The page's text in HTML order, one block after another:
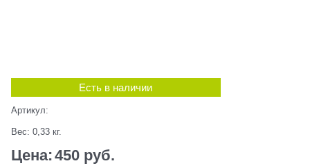
Есть в наличии
Артикул:
Вес: 0,33 кг.
Цена:450 руб.